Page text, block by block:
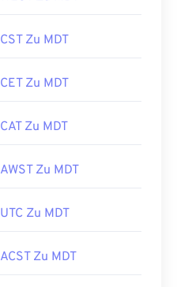
CST Zu MDT
CET Zu MDT
CAT Zu MDT
AWST Zu MDT
UTC Zu MDT
ACST Zu MDT